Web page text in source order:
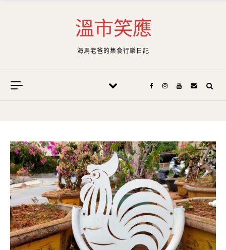
溫市笑應
海馬老爸的集食行樂日記